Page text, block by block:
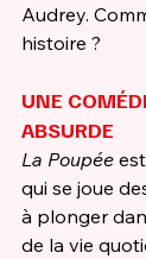
Audrey.
histoire ?
UNE
ABSURDE
La Poupée
qui se joue
à plonger
de la vie